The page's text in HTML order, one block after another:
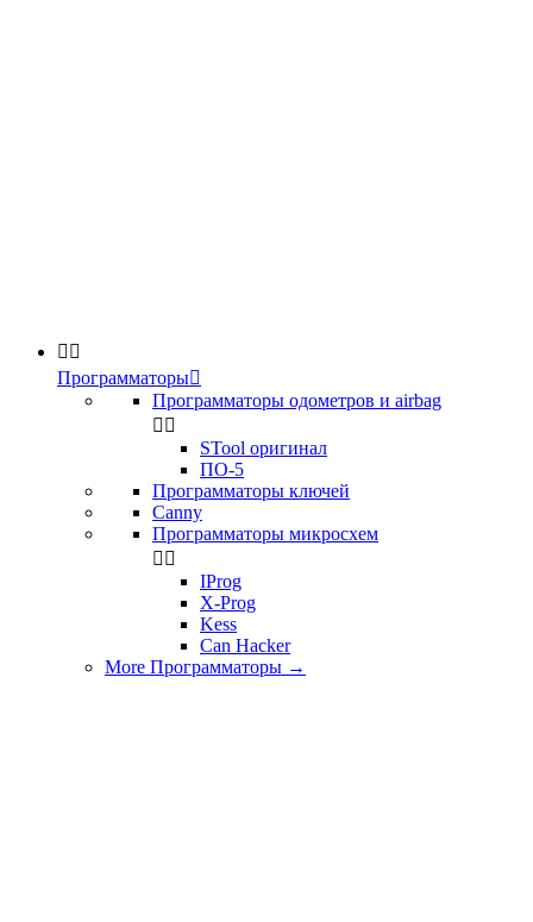
 
Программаторы
Программаторы одометров и airbag
 
STool оригинал
ПО-5
Программаторы ключей
Canny
Программаторы микросхем
 
IProg
X-Prog
Kess
Can Hacker
More Программаторы →